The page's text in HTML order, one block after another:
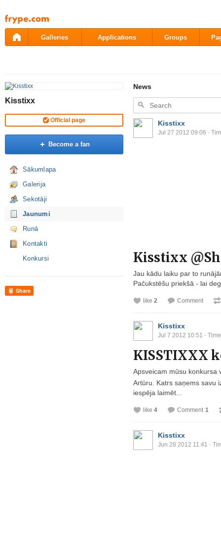
Pāriet
uz
saturu
Galleries Applications Groups
Kisstixx
Official page
Become a fan
Sākumlapa
Galerija
Sekotāji
Jaunumi
Runā
Kontakti
Konkursi
Share
News
Kisstixx
Jul 27 2012 09:06 ·
Kisstixx
Jau kādu laiku par to
Pačukstēšu priekšā - lai
like 2 Comment
Kisstixx
Jul 7 2012 10:51 ·
KISSTIXXX
Apsveicam mūsu konkursa
Artūru. Katrs saņems savu
iespēja laimēt...
like 4 Comment 1
Kisstixx
Jun 28 2012 11:41 ·